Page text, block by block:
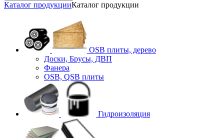
Каталог продукцииКаталог продукции
OSB плиты, дерево
Доски, Брусы, ДВП
Фанера
OSB, QSB плиты
Гидроизоляция